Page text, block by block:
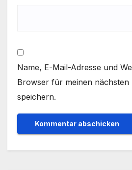
Name, E-Mail-Adresse und
Browser für meinen nächsten
speichern.